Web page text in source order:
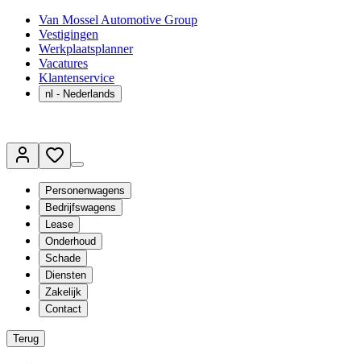
Van Mossel Automotive Group
Vestigingen
Werkplaatsplanner
Vacatures
Klantenservice
nl - Nederlands
Personenwagens
Bedrijfswagens
Lease
Onderhoud
Schade
Diensten
Zakelijk
Contact
Terug